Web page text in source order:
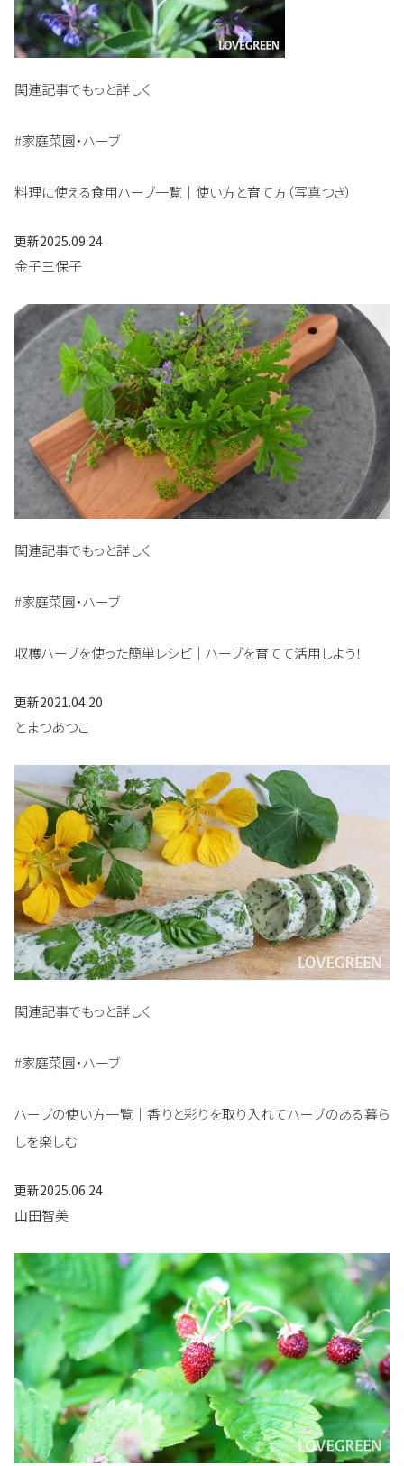
関連記事でもっと詳しく
#家庭菜園・ハーブ
料理に使える食用ハーブ一覧｜使い方と育て方（写真つき）
更新2025.09.24
金子三保子
関連記事でもっと詳しく
#家庭菜園・ハーブ
収穫ハーブを使った簡単レシピ｜ハーブを育てて活用しよう！
更新2021.04.20
とまつあつこ
関連記事でもっと詳しく
#家庭菜園・ハーブ
ハーブの使い方一覧｜香りと彩りを取り入れてハーブのある暮ら
しを楽しむ
更新2025.06.24
山田智美